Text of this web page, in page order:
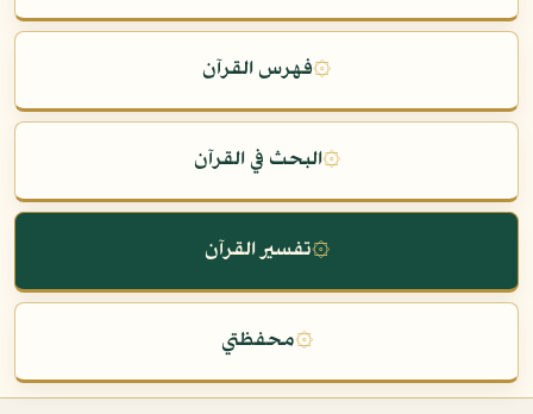
۞فهرس القرآن
۞البحث في القرآن
۞تفسير القرآن
۞محفظتي